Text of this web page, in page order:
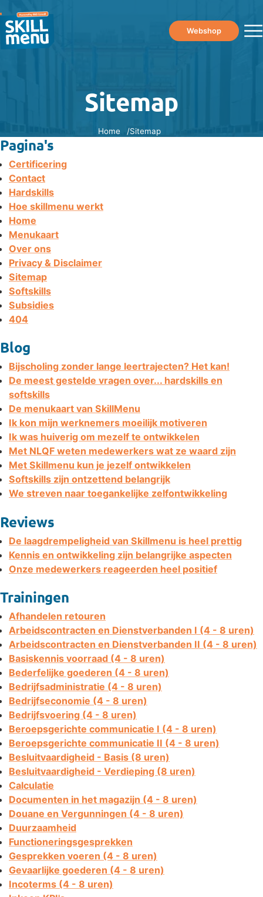
Webshop
Sitemap
Home Sitemap
Pagina's
Certificering
Contact
Hardskills
Hoe skillmenu werkt
Home
Menukaart
Over ons
Privacy & Disclaimer
Sitemap
Softskills
Subsidies
404
Blog
Bijscholing zonder lange leertrajecten? Het kan!
De meest gestelde vragen over... hardskills en
softskills
De menukaart van SkillMenu
Ik kon mijn werknemers moeilijk motiveren
Ik was huiverig om mezelf te ontwikkelen
Met NLQF weten medewerkers wat ze waard zijn
Met Skillmenu kun je jezelf ontwikkelen
Softskills zijn ontzettend belangrijk
We streven naar toegankelijke zelfontwikkeling
Reviews
De laagdrempeligheid van Skillmenu is heel prettig
Kennis en ontwikkeling zijn belangrijke aspecten
Onze medewerkers reageerden heel positief
Trainingen
Afhandelen retouren
Arbeidscontracten en Dienstverbanden I (4 - 8 uren)
Arbeidscontracten en Dienstverbanden II (4 - 8 uren)
Basiskennis voorraad (4 - 8 uren)
Bederfelijke goederen (4 - 8 uren)
Bedrijfsadministratie (4 - 8 uren)
Bedrijfseconomie (4 - 8 uren)
Bedrijfsvoering (4 - 8 uren)
Beroepsgerichte communicatie I (4 - 8 uren)
Beroepsgerichte communicatie II (4 - 8 uren)
Besluitvaardigheid - Basis (8 uren)
Besluitvaardigheid - Verdieping (8 uren)
Calculatie
Documenten in het magazijn (4 - 8 uren)
Douane en Vergunningen (4 - 8 uren)
Duurzaamheid
Functioneringsgesprekken
Gesprekken voeren (4 - 8 uren)
Gevaarlijke goederen (4 - 8 uren)
Incoterms (4 - 8 uren)